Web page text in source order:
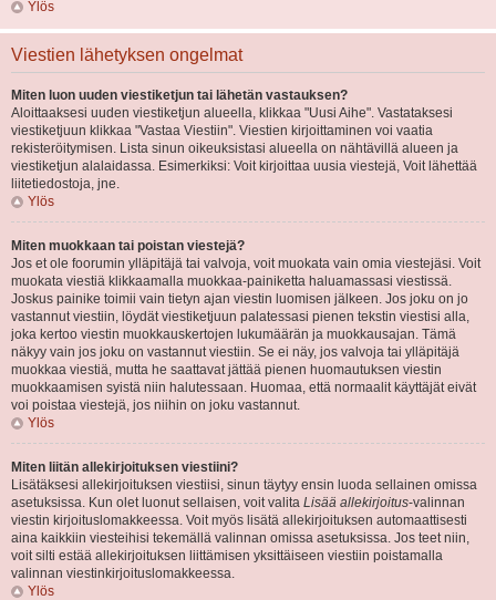
Ylös
Viestien lähetyksen ongelmat
Miten luon uuden viestiketjun tai lähetän vastauksen?
Aloittaaksesi uuden viestiketjun alueella, klikkaa "Uusi Aihe". Vastataksesi
viestiketjuun klikkaa "Vastaa Viestiin". Viestien kirjoittaminen voi vaatia
rekisteröitymisen. Lista sinun oikeuksistasi alueella on nähtävillä alueen ja
viestiketjun alalaidassa. Esimerkiksi: Voit kirjoittaa uusia viestejä, Voit lähettää
liitetiedostoja, jne.
Ylös
Miten muokkaan tai poistan viestejä?
Jos et ole foorumin ylläpitäjä tai valvoja, voit muokata vain omia viestejäsi. Voit
muokata viestiä klikkaamalla muokkaa-painiketta haluamassasi viestissä.
Joskus painike toimii vain tietyn ajan viestin luomisen jälkeen. Jos joku on jo
vastannut viestiin, löydät viestiketjuun palatessasi pienen tekstin viestisi alla,
joka kertoo viestin muokkauskertojen lukumäärän ja muokkausajan. Tämä
näkyy vain jos joku on vastannut viestiin. Se ei näy, jos valvoja tai ylläpitäjä
muokkaa viestiä, mutta he saattavat jättää pienen huomautuksen viestin
muokkaamisen syistä niin halutessaan. Huomaa, että normaalit käyttäjät eivät
voi poistaa viestejä, jos niihin on joku vastannut.
Ylös
Miten liitän allekirjoituksen viestiini?
Lisätäksesi allekirjoituksen viestiisi, sinun täytyy ensin luoda sellainen omissa
asetuksissa. Kun olet luonut sellaisen, voit valita Lisää allekirjoitus-valinnan
viestin kirjoituslomakkeessa. Voit myös lisätä allekirjoituksen automaattisesti
aina kaikkiin viesteihisi tekemällä valinnan omissa asetuksissa. Jos teet niin,
voit silti estää allekirjoituksen liittämisen yksittäiseen viestiin poistamalla
valinnan viestinkirjoituslomakkeessa.
Ylös